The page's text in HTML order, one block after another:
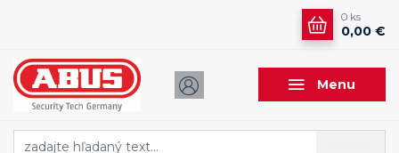
Menu
0 ks
0,00 €